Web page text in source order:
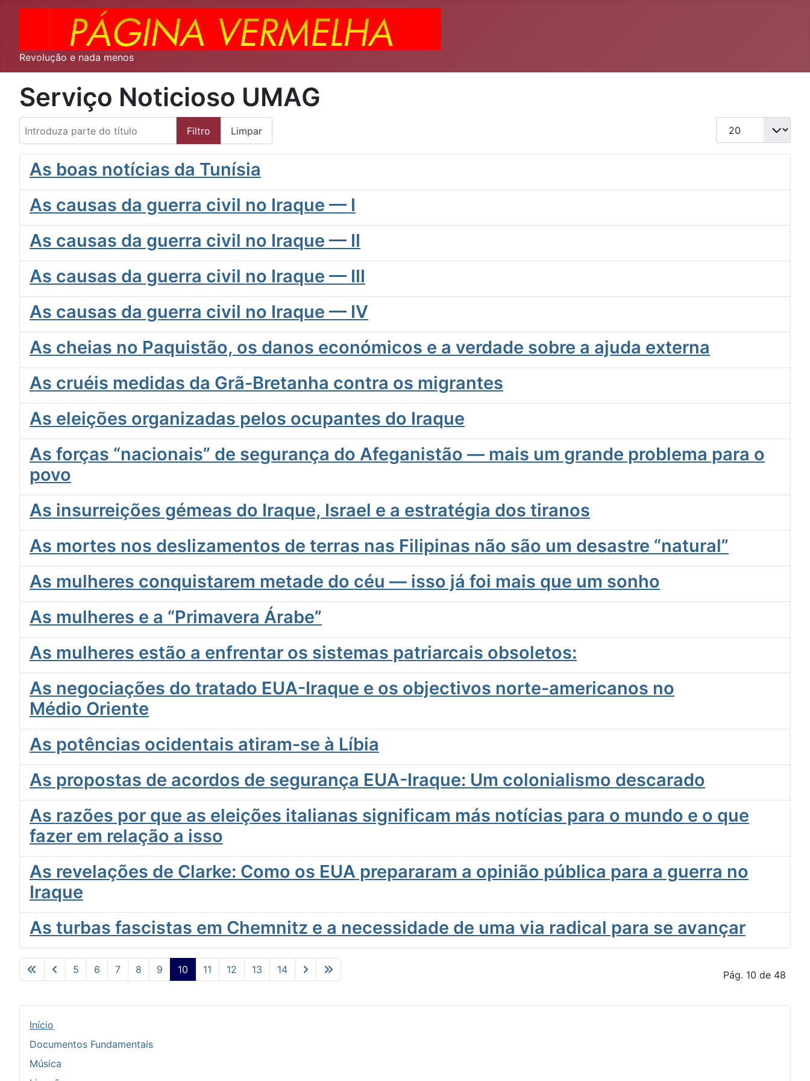
Revolução e nada menos
Serviço Noticioso UMAG
Introduza parte do título
Filtro Limpar
Qtd. a exibir
As boas notícias da Tunísia
As causas da guerra civil no Iraque — I
As causas da guerra civil no Iraque — II
As causas da guerra civil no Iraque — III
As causas da guerra civil no Iraque — IV
As cheias no Paquistão, os danos económicos e a verdade sobre a ajuda externa
As cruéis medidas da Grã-Bretanha contra os migrantes
As eleições organizadas pelos ocupantes do Iraque
As forças “nacionais” de segurança do Afeganistão — mais um grande problema para o
povo
As insurreições gémeas do Iraque, Israel e a estratégia dos tiranos
As mortes nos deslizamentos de terras nas Filipinas não são um desastre “natural”
As mulheres conquistarem metade do céu — isso já foi mais que um sonho
As mulheres e a “Primavera Árabe”
As mulheres estão a enfrentar os sistemas patriarcais obsoletos:
As negociações do tratado EUA-Iraque e os objectivos norte-americanos no
Médio Oriente
As potências ocidentais atiram-se à Líbia
As propostas de acordos de segurança EUA-Iraque: Um colonialismo descarado
As razões por que as eleições italianas significam más notícias para o mundo e o que
fazer em relação a isso
As revelações de Clarke: Como os EUA prepararam a opinião pública para a guerra no
Iraque
As turbas fascistas em Chemnitz e a necessidade de uma via radical para se avançar
Pág. 10 de 48
5 6 7 8 9 10 11 12 13 14
Início
Documentos Fundamentais
Música